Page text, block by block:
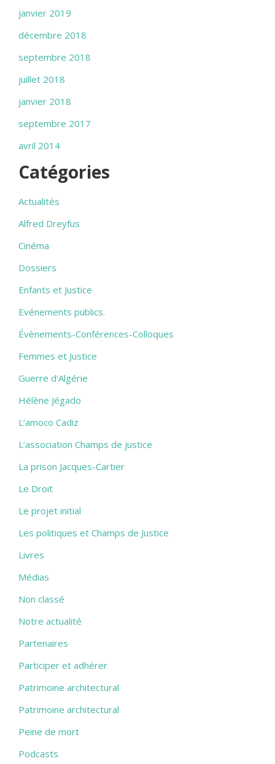
janvier 2019
décembre 2018
septembre 2018
juillet 2018
janvier 2018
septembre 2017
avril 2014
Catégories
Actualités
Alfred Dreyfus
Cinéma
Dossiers
Enfants et Justice
Evénements publics.
Évènements-Conférences-Colloques
Femmes et Justice
Guerre d'Algérie
Hélène Jégado
L’amoco Cadiz
L’association Champs de justice
La prison Jacques-Cartier
Le Droit
Le projet initial
Les politiques et Champs de Justice
Livres
Médias
Non classé
Notre actualité
Partenaires
Participer et adhérer
Patrimoine architectural
Patrimoine architectural
Peine de mort
Podcasts